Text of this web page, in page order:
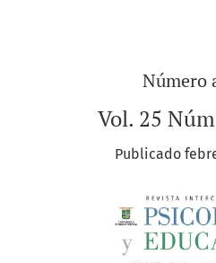
Número
Vol. 25
Publicado